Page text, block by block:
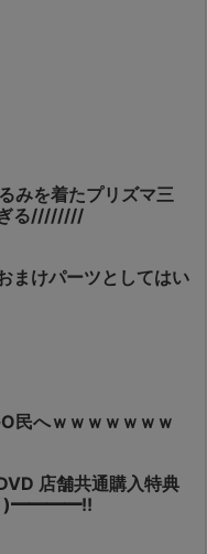
みを着たプリズマ三
る////////
まけパーツとしてはい
民へｗｗｗｗｗｗｗ
店舗共通購入特典
ﾟ)━━━━!!